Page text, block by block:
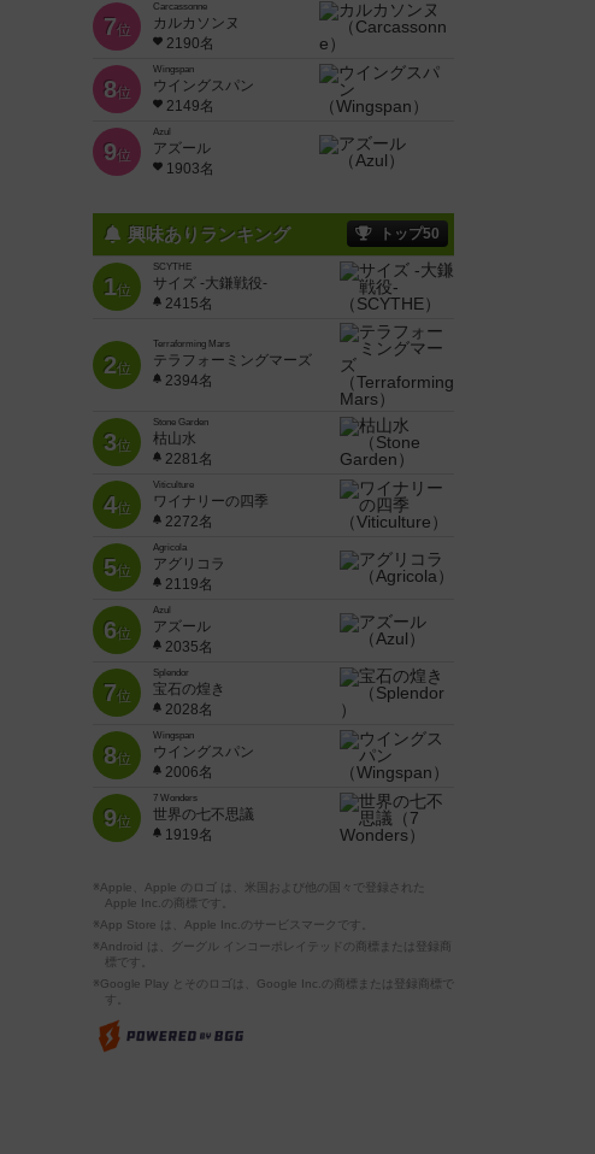
7位
Carcassonne
カルカソンヌ
2190名
8位
Wingspan
ウイングスパン
2149名
9位
Azul
アズール
1903名
興味ありランキング トップ50
1位
SCYTHE
サイズ -大鎌戦役-
2415名
2位
Terraforming Mars
テラフォーミングマーズ
2394名
3位
Stone Garden
枯山水
2281名
4位
Viticulture
ワイナリーの四季
2272名
5位
Agricola
アグリコラ
2119名
6位
Azul
アズール
2035名
7位
Splendor
宝石の煌き
2028名
8位
Wingspan
ウイングスパン
2006名
9位
7 Wonders
世界の七不思議
1919名
※Apple、Apple のロゴ は、米国および他の国々で登録された
Apple Inc.の商標です。
※App Store は、Apple Inc.のサービスマークです。
※Android は、グーグル インコーポレイテッドの商標または登録商
標です。
※Google Play とそのロゴは、Google Inc.の商標または登録商標で
す。